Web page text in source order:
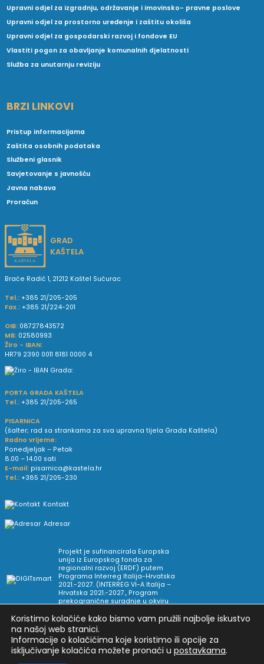
Upravni odjel za izgradnju, održavanje i imovinsko- pravne poslove
Upravni odjel za prostorno uređenje i zaštitu okoliša
Upravni odjel za gospodarski razvoj i fondove EU
Vlastiti pogon za obavljanje komunalnih djelatnosti
Služba za unutarnju reviziju
BRZI LINKOVI
Pristup informacijama
Zaštita osobnih podataka
Službeni glasnik
Savjetovanje s javnošću
Javna nabava
Proračun
GRAD
KAŠTELA
Braće Radić 1, 21212 Kaštel Sućurac
Tel.: +385 21/205-205
Fax.: +385 21/224-201
OIB: 08727843572
MB: 02580993
Žiro - IBAN:
HR79 2390 0011 8181 0000 4
PORTA GRADA KAŠTELA
Tel.: +385 21/205-265
PISARNICA
(šalter; rad sa strankama za sva upravna tijela Grada Kaštela)
Radno vrijeme:
Ponedjeljak – Petak
8.00 – 14.00 sati
E-mail: pisarnica@kastela.hr
Tel.: +385 21/205-230
Kontakt
Adresar
Projekt je sufinancirala Europska
unija iz Europskog fonda za
regionalni razvoj (ERDF) putem
Programa Interreg Italija-Hrvatska
2021.-2027. (INTERREG VI-A Italija –
Hrvatska 2021.-2027., Program
prekogranične suradnje u okviru
Arhiva novosti Uvjeti korištenja Impressum
Koristimo kolačiće kako bismo vam pružili najbolje iskustvo
na našoj web stranici.
Informacije o kolačićima koje koristimo ili opcije za
isključivanje kolačića možete pronaći u postavkama.